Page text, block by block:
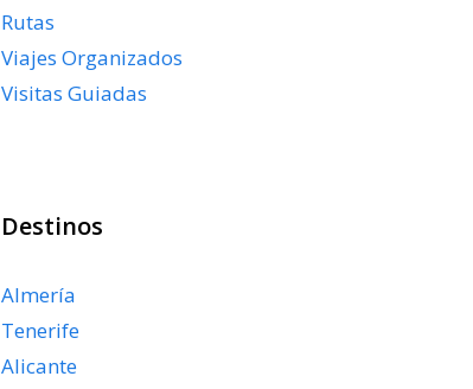
Rutas
Viajes Organizados
Visitas Guiadas
Destinos
Almería
Tenerife
Alicante